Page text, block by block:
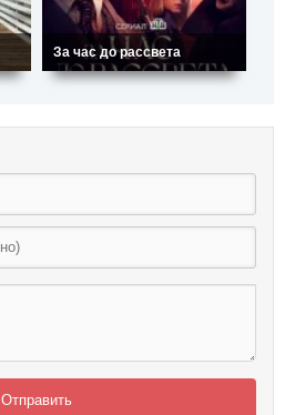
За час до рассвета
Отправить